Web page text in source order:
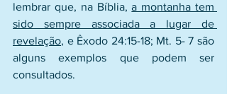
lembrar que, na Bíblia, a montanha tem
sido sempre associada a lugar de
revelação, e Êxodo 24:15-18; Mt. 5- 7 são
alguns exemplos que podem ser
consultados.